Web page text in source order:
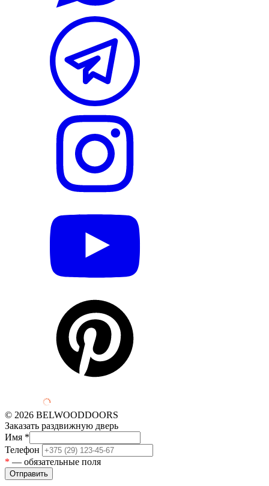
© 2026 BELWOODDOORS
Заказать раздвижную дверь
Имя *
Телефон
* — обязательные поля